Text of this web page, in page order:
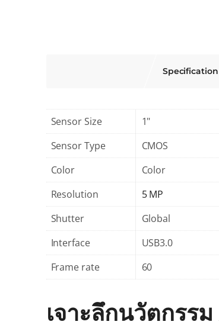
Specification
Sensor Size
1"
Sensor Type
CMOS
Color
Color
Resolution
5 MP
Shutter
Global
Interface
USB3.0
Frame rate
60
เจาะลึกนวัตกรร